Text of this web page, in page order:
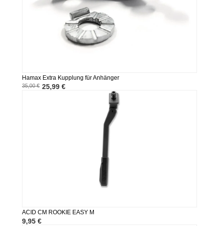
Hamax Extra Kupplung für Anhänger
35,00 € 25,99 €
ACID CM ROOKIE EASY M
9,95 €